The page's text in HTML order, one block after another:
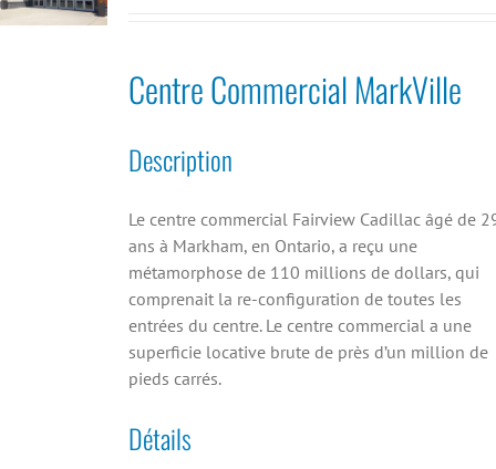
Centre Commercial MarkVille
Description
Le centre commercial Fairview Cadillac âgé de
ans à Markham, en Ontario, a reçu une
métamorphose de 110 millions de dollars, qui
comprenait la re-configuration de toutes les
entrées du centre. Le centre commercial a une
superficie locative brute de près d’un million de
pieds carrés.
Détails